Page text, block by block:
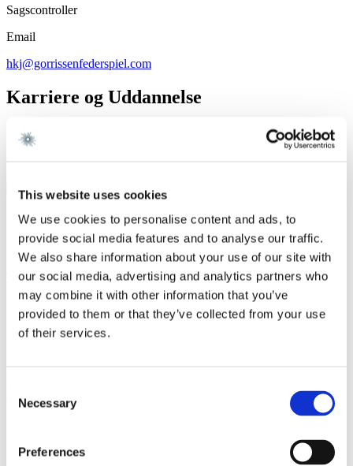
This website uses cookies
We use cookies to personalise content and ads, to
provide social media features and to analyse our traffic.
We also share information about your use of our site with
our social media, advertising and analytics partners who
may combine it with other information that you’ve
provided to them or that they’ve collected from your use
of their services.
Selection
Necessary
Preferences
Sagscontroller
Email
hkj@gorrissenfederspiel.com
Karriere og Uddannelse
Karriere
Gorrissen Federspiel 2020 -
Vi er et førende dansk advokatfirma med
stærke internationale relationer.
Tilmeld dig nyheder og arrangementer
København
Axel Towers
contact@gorrissenfederspiel.com
Aarhus